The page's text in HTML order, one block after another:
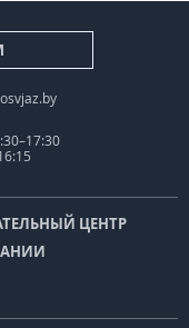
ЦЕНТР